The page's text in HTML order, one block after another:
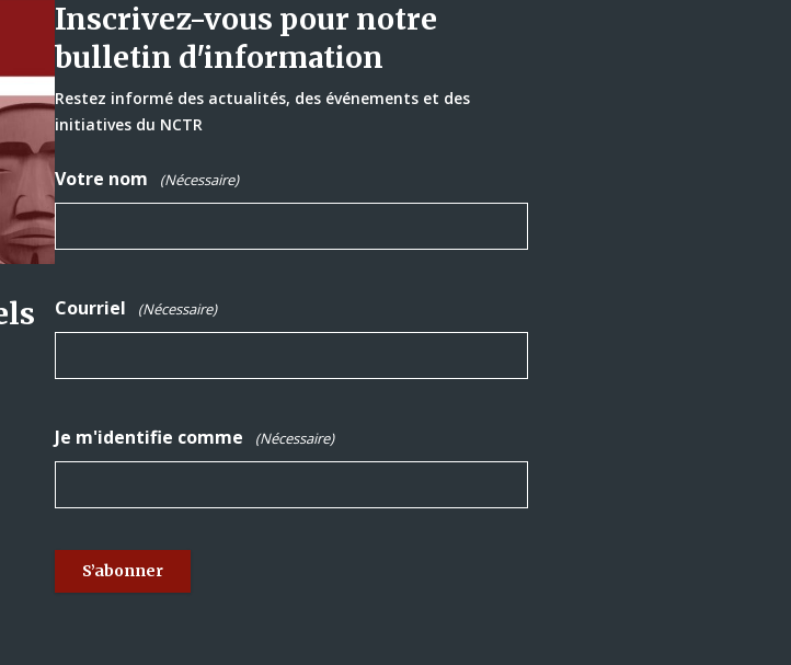
Inscrivez-vous pour notre
bulletin d'information
Restez informé des actualités, des événements et des
initiatives du NCTR
Votre nom (Nécessaire)
Courriel (Nécessaire)
Je m'identifie comme (Nécessaire)